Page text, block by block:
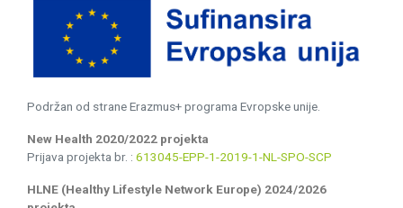
Podržan od strane Erazmus+ programa Evropske unije.
New Health 2020/2022 projekta
Prijava projekta br. : 613045-EPP-1-2019-1-NL-SPO-SCP
HLNE (Healthy Lifestyle Network Europe) 2024/2026